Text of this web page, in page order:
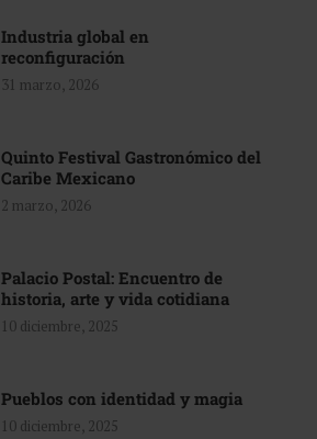
Industria global en
reconfiguración
31 marzo, 2026
Quinto Festival Gastronómico del
Caribe Mexicano
2 marzo, 2026
Palacio Postal: Encuentro de
historia, arte y vida cotidiana
10 diciembre, 2025
Pueblos con identidad y magia
10 diciembre, 2025